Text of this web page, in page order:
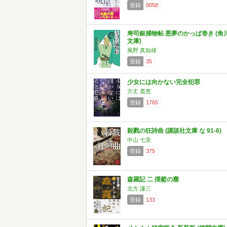
登録 9058
寿司銀捕物帖 悪夢のかっぱ巻き (角
文庫)
風野 真知雄
登録
35
少女には向かない完全犯罪
方丈 貴恵
登録
1765
殺戮の狂詩曲 (講談社文庫 な 91-6)
中山 七里
登録
375
森羅記 二 揺籃の塵
北方 謙三
登録
133